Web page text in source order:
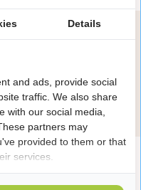
dit product?
Spreek ons aan
Details
and ads, provide social
traffic. We also share
with our social media,
partners may
provided to them or that
services.